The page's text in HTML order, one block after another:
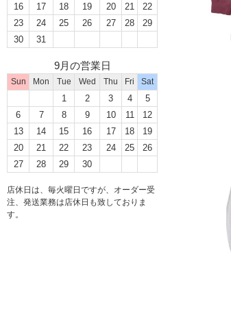
16
17 18 19 20 21
22
23
24 25 26 27 28
29
30
31
9月の営業日
Sun Mon Tue Wed Thu Fri Sat
1 2 3 4
5
6
7 8 9 10 11
12
13
14 15 16 17 18
19
20
21 22 23 24 25
26
27
28 29 30
店休日は、毎火曜日ですが、オーダー受
注、発送業務は店休日も致しておりま
す。